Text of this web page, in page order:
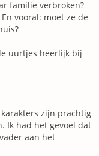
familie verbroken?
vooral: moet ze de
uurtjes heerlijk bij
karakters zijn prachtig
Ik had het gevoel dat
aan het